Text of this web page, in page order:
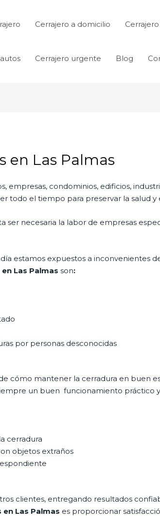
Cerrajero a domicilio
Cerrajero urgente Blog
en Las Palmas
empresas, condominios, edificios,
todo el tiempo para preservar la salud y
ser necesaria la labor de empresas
estamos expuestos a inconvenientes
Las Palmas son:
por personas desconocidas
cómo mantener la cerradura en buen
un buen funcionamiento práctico
cerradura
objetos extraños
clientes, entregando resultados
Las Palmas es proporcionar